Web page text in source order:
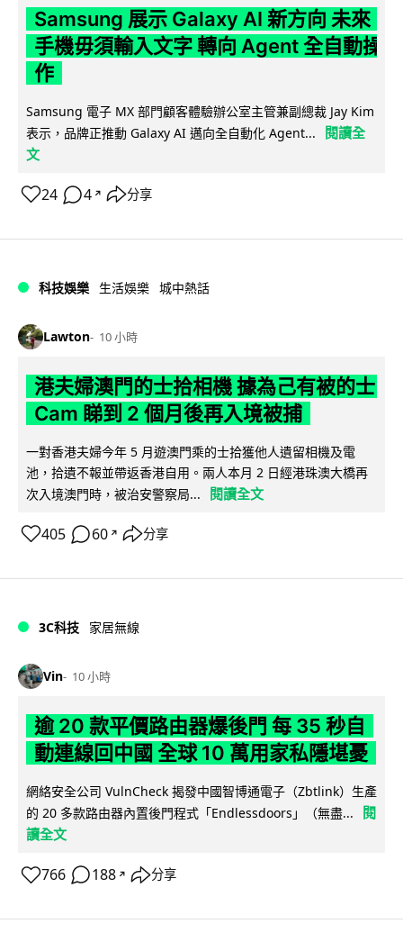
Samsung 展示 Galaxy AI 新方向 未來
手機毋須輸入文字 轉向 Agent 全自動操
作
Samsung 電子 MX 部門顧客體驗辦公室主管兼副總裁 Jay Kim
表示，品牌正推動 Galaxy AI 邁向全自動化 Agent...
閱讀全
文
24 4 ↗ 分享
科技娛樂 生活娛樂 城中熱話
Lawton 10 小時
港夫婦澳門的士拾相機 據為己有被的士
Cam 睇到 2 個月後再入境被捕
一對香港夫婦今年 5 月遊澳門乘的士拾獲他人遺留相機及電
池，拾遺不報並帶返香港自用。兩人本月 2 日經港珠澳大橋再
次入境澳門時，被治安警察局...
閱讀全文
405 60 ↗ 分享
3C科技 家居無線
Vin 10 小時
逾 20 款平價路由器爆後門 每 35 秒自
動連線回中國 全球 10 萬用家私隱堪憂
網絡安全公司 VulnCheck 揭發中國智博通電子（Zbtlink）生產
的 20 多款路由器內置後門程式「Endlessdoors」（無盡...
閱
讀全文
766 188 ↗ 分享